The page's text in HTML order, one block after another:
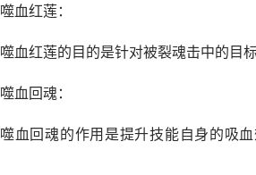
噬血红莲：
噬血红莲的目的是针对被裂魂击中的目
噬血回魂：
噬血回魂的作用是提升技能自身的吸